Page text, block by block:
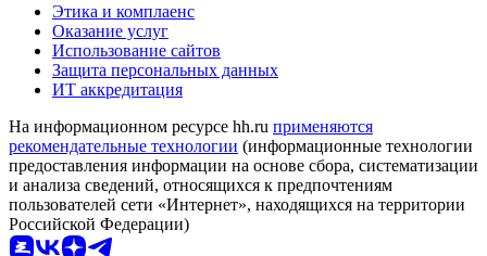
Этика и комплаенс
Оказание услуг
Использование сайтов
Защита персональных данных
ИТ аккредитация
На информационном ресурсе hh.ru применяются
рекомендательные технологии (информационные технологии
предоставления информации на основе сбора, систематизации
и анализа сведений, относящихся к предпочтениям
пользователей сети «Интернет», находящихся на территории
Российской Федерации)